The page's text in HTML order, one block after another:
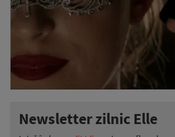
Newsletter zilnic Elle